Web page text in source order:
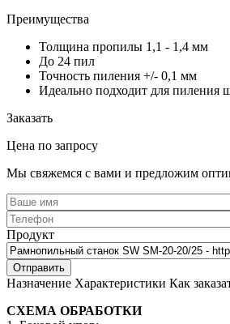
Преимущества
Толщина пропилы 1,1 - 1,4 мм
До 24 пил
Точность пиления +/- 0,1 мм
Идеально подходит для пиления
Заказать
Цена по запросу
Мы свяжемся с вами и предложим
Продукт
Назначение Характеристики Как
СХЕМА ОБРАБОТКИ